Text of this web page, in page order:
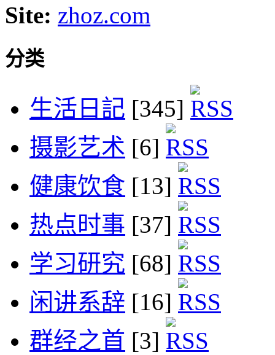
Site: zhoz.com
分类
生活日記 [345]
摄影艺术 [6]
健康饮食 [13]
热点时事 [37]
学习研究 [68]
闲讲系辞 [16]
群经之首 [3]